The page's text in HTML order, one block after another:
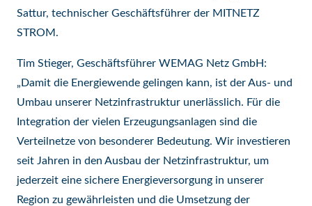
Sattur, technischer Geschäftsführer der MITNETZ
STROM.
Tim Stieger, Geschäftsführer WEMAG Netz GmbH:
„Damit die Energiewende gelingen kann, ist der Aus- und
Umbau unserer Netzinfrastruktur unerlässlich. Für die
Integration der vielen Erzeugungsanlagen sind die
Verteilnetze von besonderer Bedeutung. Wir investieren
seit Jahren in den Ausbau der Netzinfrastruktur, um
jederzeit eine sichere Energieversorgung in unserer
Region zu gewährleisten und die Umsetzung der